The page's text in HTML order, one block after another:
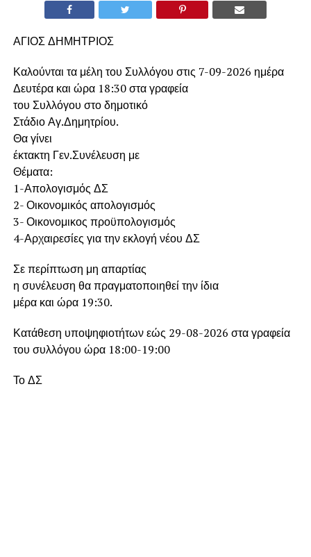
ΑΓΙΟΣ ΔΗΜΗΤΡΙΟΣ
Καλούνται τα μέλη του Συλλόγου στις 7-09-2026 ημέρα
Δευτέρα και ώρα 18:30 στα γραφεία
του Συλλόγου στο δημοτικό
Στάδιο Αγ.Δημητρίου.
Θα γίνει
έκτακτη Γεν.Συνέλευση με
Θέματα:
1-Απολογισμός ΔΣ
2- Οικονομικός απολογισμός
3- Οικονομικος προϋπολογισμός
4-Αρχαιρεσίες για την εκλογή νέου ΔΣ
Σε περίπτωση μη απαρτίας
η συνέλευση θα πραγματοποιηθεί την ίδια
μέρα και ώρα 19:30.
Κατάθεση υποψηφιοτήτων εώς 29-08-2026 στα γραφεία
του συλλόγου ώρα 18:00-19:00
Το ΔΣ